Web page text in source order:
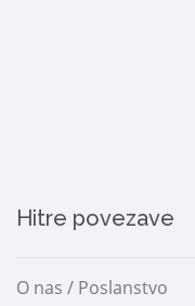
Hitre povezave
O nas / Poslanstvo